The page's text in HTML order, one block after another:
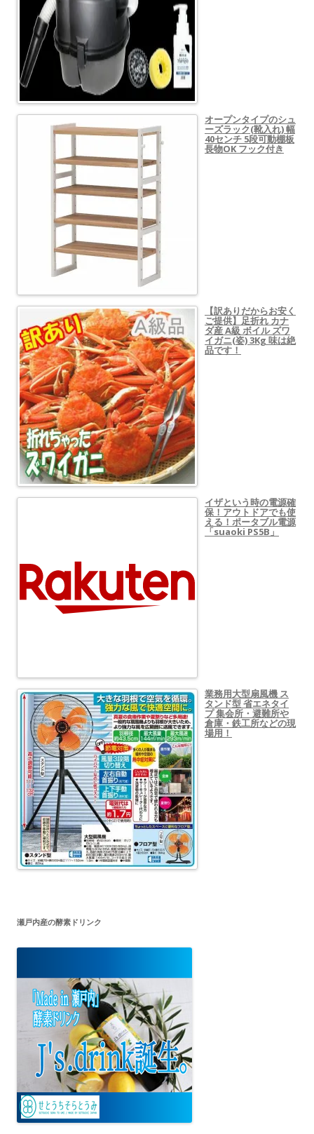
オープンタイプのシュ
ーズラック(靴入れ) 幅
40センチ 5段可動棚板
長物OK フック付き
【訳ありだからお安く
ご提供】足折れ カナ
ダ産 A級 ボイル ズワ
イガニ(姿) 3Kg 味は絶
品です！
イザという時の電源確
保！アウトドアでも使
える！ポータブル電源
「suaoki PS5B」
業務用大型扇風機 ス
タンド型 省エネタイ
プ 集会所・避難所や
倉庫・鉄工所などの現
場用！
瀬戸内産の酵素ドリンク